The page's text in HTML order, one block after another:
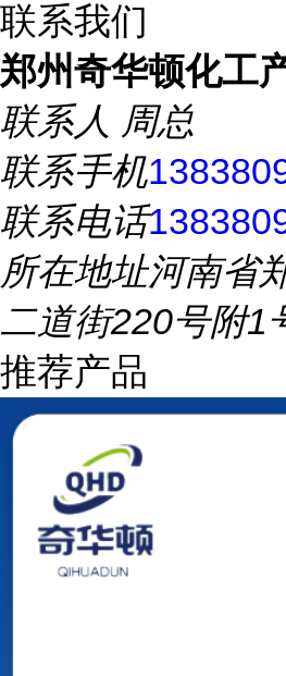
联系我们
郑州奇华顿化工
联系人 周总
联系手机
联系电话
所在地址河南省
二道街220号附1
推荐产品